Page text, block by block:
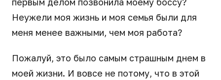
Неужели моя жизнь и моя семья были для
меня менее важными, чем моя работа?
Пожалуй, это было самым страшным днем в
моей жизни. И вовсе не потому, что в этой